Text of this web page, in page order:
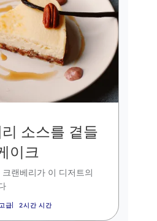
소스를 곁들
이크
크랜베리가 이 디저트의
고급 2시간 시간